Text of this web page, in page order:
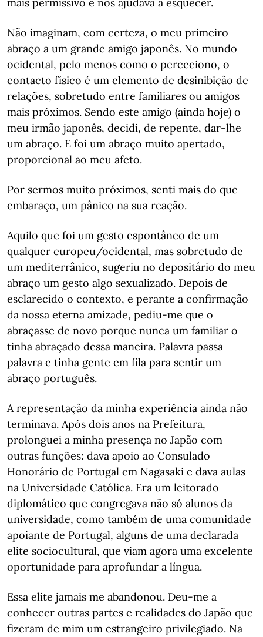
Não imaginam, com certeza, o meu primeiro
abraço a um grande amigo japonês. No mundo
ocidental, pelo menos como o perceciono, o
contacto físico é um elemento de desinibição de
relações, sobretudo entre familiares ou amigos
mais próximos. Sendo este amigo (ainda hoje) o
meu irmão japonês, decidi, de repente, dar-lhe
um abraço. E foi um abraço muito apertado,
proporcional ao meu afeto.
Por sermos muito próximos, senti mais do que
embaraço, um pânico na sua reação.
Aquilo que foi um gesto espontâneo de um
qualquer europeu/ocidental, mas sobretudo de
um mediterrânico, sugeriu no depositário do meu
abraço um gesto algo sexualizado. Depois de
esclarecido o contexto, e perante a confirmação
da nossa eterna amizade, pediu-me que o
abraçasse de novo porque nunca um familiar o
tinha abraçado dessa maneira. Palavra passa
palavra e tinha gente em fila para sentir um
abraço português.
A representação da minha experiência ainda não
terminava. Após dois anos na Prefeitura,
prolonguei a minha presença no Japão com
outras funções: dava apoio ao Consulado
Honorário de Portugal em Nagasaki e dava aulas
na Universidade Católica. Era um leitorado
diplomático que congregava não só alunos da
universidade, como também de uma comunidade
apoiante de Portugal, alguns de uma declarada
elite sociocultural, que viam agora uma excelente
oportunidade para aprofundar a língua.
Essa elite jamais me abandonou. Deu-me a
conhecer outras partes e realidades do Japão que
fizeram de mim um estrangeiro privilegiado. Na